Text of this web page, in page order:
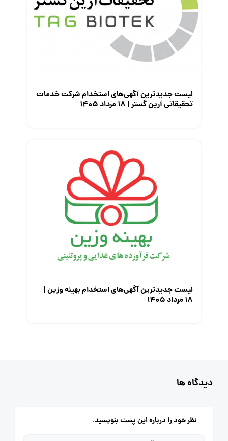
لیست جدیدترین آگهی‌های استخدام شرکت خدمات
تحقیقاتی آرین گستر | ۱۸ مرداد ۱۴۰۵
لیست جدیدترین آگهی‌های استخدام بهینه وزین |
۱۸ مرداد ۱۴۰۵
دیدگاه ها
نظر خود را درباره این پست بنویسید.